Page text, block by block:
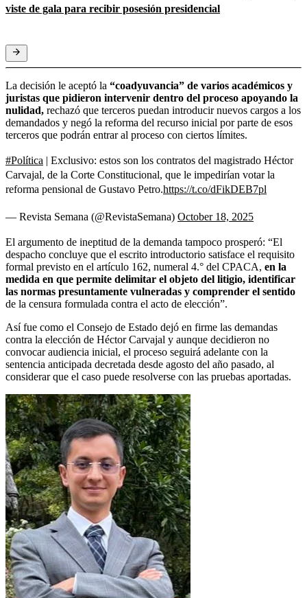
viste de gala para recibir posesión presidencial
La decisión le aceptó la “coadyuvancia” de varios académicos y
juristas que pidieron intervenir dentro del proceso apoyando la
nulidad, rechazó que terceros puedan introducir nuevos cargos a los
demandados y negó la reforma del recurso inicial por parte de esos
terceros que podrán entrar al proceso con ciertos límites.
#Política | Exclusivo: estos son los contratos del magistrado Héctor
Carvajal, de la Corte Constitucional, que le impedirían votar la
reforma pensional de Gustavo Petro.https://t.co/dFikDEB7pl
— Revista Semana (@RevistaSemana) October 18, 2025
El argumento de ineptitud de la demanda tampoco prosperó: “El
despacho concluye que el escrito introductorio satisface el requisito
formal previsto en el artículo 162, numeral 4.° del CPACA, en la
medida en que permite delimitar el objeto del litigio, identificar
las normas presuntamente vulneradas y comprender el sentido
de la censura formulada contra el acto de elección”.
Así fue como el Consejo de Estado dejó en firme las demandas
contra la elección de Héctor Carvajal y aunque decidieron no
convocar audiencia inicial, el proceso seguirá adelante con la
sentencia anticipada decretada desde agosto del año pasado, al
considerar que el caso puede resolverse con las pruebas aportadas.